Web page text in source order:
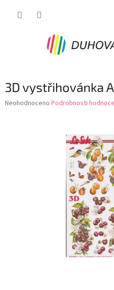
3D vystřihovánka
Průměrné
Neohodnoceno Podrobnosti